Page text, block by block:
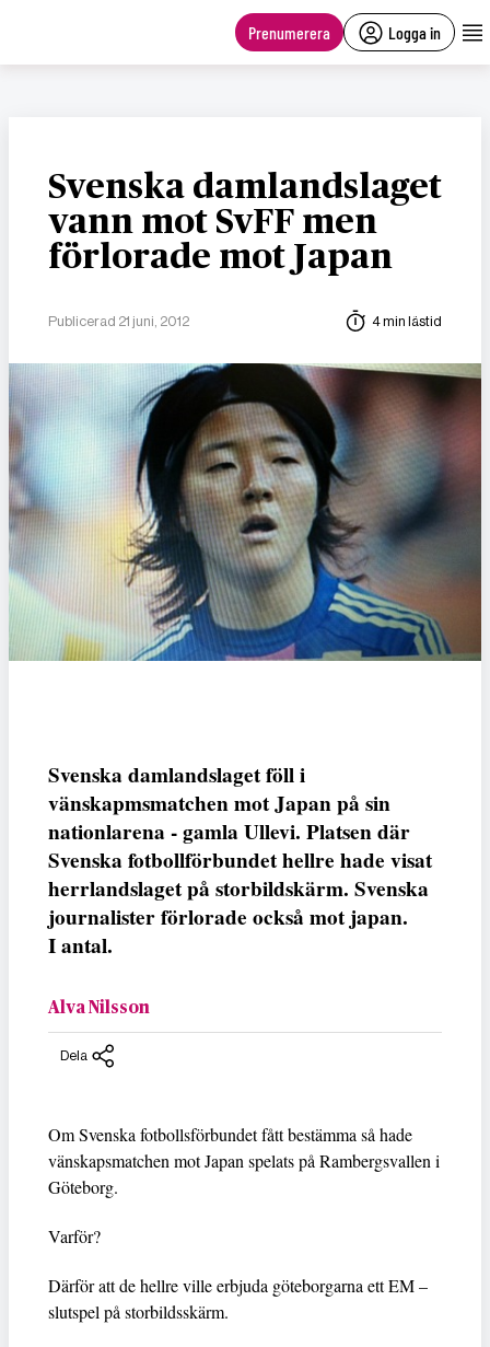
Prenumerera Logga in
Svenska damlandslaget
vann mot SvFF men
förlorade mot Japan
Publicerad 21 juni, 2012 4 min lästid
Svenska damlandslaget föll i
vänskapmsmatchen mot Japan på sin
nationlarena - gamla Ullevi. Platsen där
Svenska fotbollförbundet hellre hade visat
herrlandslaget på storbildskärm. Svenska
journalister förlorade också mot japan.
I antal.
Alva Nilsson
Dela
Om Svenska fotbollsförbundet fått bestämma så hade
vänskapsmatchen mot Japan spelats på Rambergsvallen i
Göteborg.
Varför?
Därför att de hellre ville erbjuda göteborgarna ett EM –
slutspel på storbildsskärm.